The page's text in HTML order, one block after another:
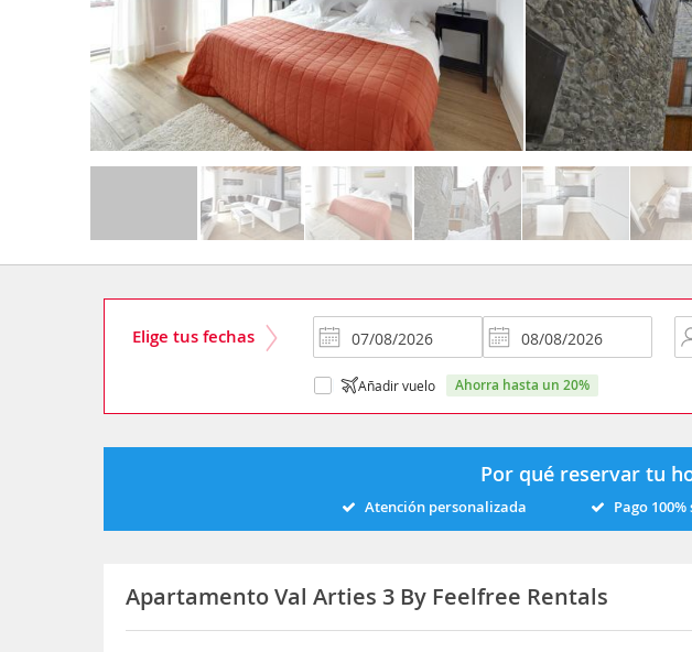
Elige tus fechas
Añadir vuelo ahorra hasta un 20%
Por qué reservar tu
Atención personalizada Pago
Apartamento Val Arties 3 By Feelfree Rentals